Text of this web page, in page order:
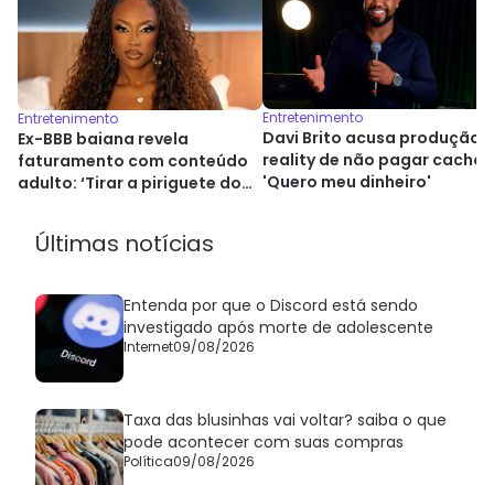
Entretenimento
Ex-BBB baiana revela
faturamento com conteúdo
adulto: ‘Tirar a piriguete do
Entretenimento
Davi Brito acusa produção
reality de não pagar cachê:
'Quero meu dinheiro'
Últimas notícias
Entenda por que o Discord está sendo
investigado após morte de adolescente
Internet09/08/2026
Taxa das blusinhas vai voltar? saiba o que
pode acontecer com suas compras
Política09/08/2026